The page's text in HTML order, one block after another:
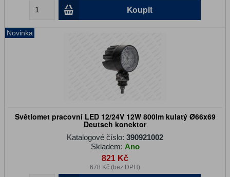
Koupit
Novinka
Světlomet pracovní LED 12/24V 12W 800lm kulatý Ø66x69
Deutsch konektor
Katalogové číslo: 390921002
Skladem: Ano
821 Kč
678 Kč (bez DPH)